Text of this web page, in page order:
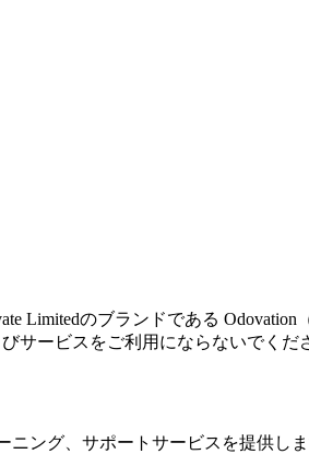
Limitedのブランドである
サービスをご利用にならないでくだ
ング、サポートサービスを提供